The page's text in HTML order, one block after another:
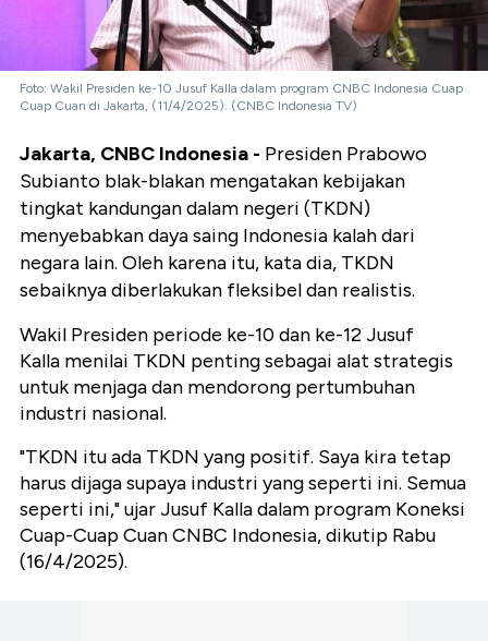
Foto: Wakil Presiden ke-10 Jusuf Kalla dalam program CNBC Indonesia Cuap
Cuap Cuan di Jakarta, (11/4/2025). (CNBC Indonesia TV)
Jakarta, CNBC Indonesia - Presiden Prabowo
Subianto blak-blakan mengatakan kebijakan
tingkat kandungan dalam negeri (TKDN)
menyebabkan daya saing Indonesia kalah dari
negara lain. Oleh karena itu, kata dia, TKDN
sebaiknya diberlakukan fleksibel dan realistis.
Wakil Presiden periode ke-10 dan ke-12 Jusuf
Kalla menilai TKDN penting sebagai alat strategis
untuk menjaga dan mendorong pertumbuhan
industri nasional.
"TKDN itu ada TKDN yang positif. Saya kira tetap
harus dijaga supaya industri yang seperti ini. Semua
seperti ini," ujar Jusuf Kalla dalam program Koneksi
Cuap-Cuap Cuan CNBC Indonesia, dikutip Rabu
(16/4/2025).